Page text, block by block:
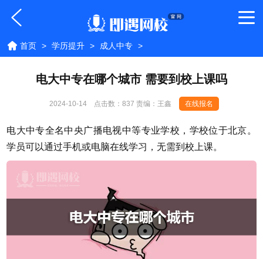
首页 > 学历提升 > 成人中专 >
电大中专在哪个城市 需要到校上课吗
2024-10-14 点击数： 837 责编：王鑫 在线报名
电大中专全名中央广播电视中等专业学校，学校位于北京。
学员可以通过手机或电脑在线学习，无需到校上课。